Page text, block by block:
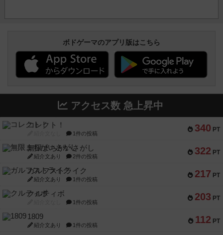
ボドゲーマのアプリ版はこちら
アクセス数 急上昇中
340 PT
コレクト！
1件の投稿
322 PT
無限まちがいさがし
紹介文あり 2件の投稿
217 PT
ガルフストライク
紹介文あり 1件の投稿
203 PT
クルティボ
1件の投稿
112 PT
1809
紹介文あり 1件の投稿